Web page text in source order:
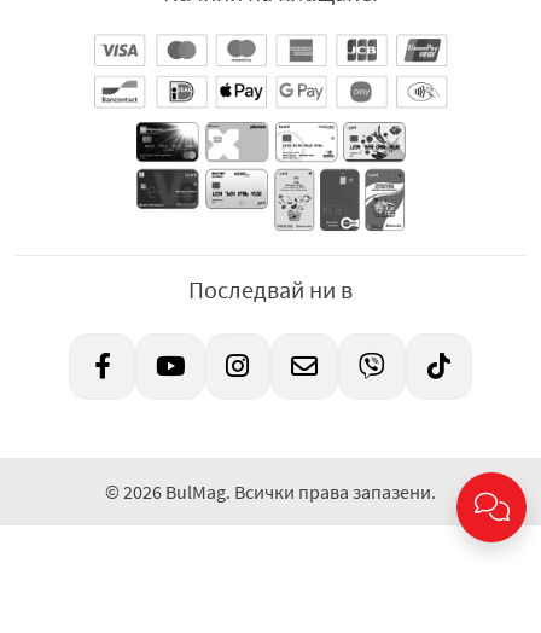
Последвай ни в
© 2026 BulMag. Всички права запазени.